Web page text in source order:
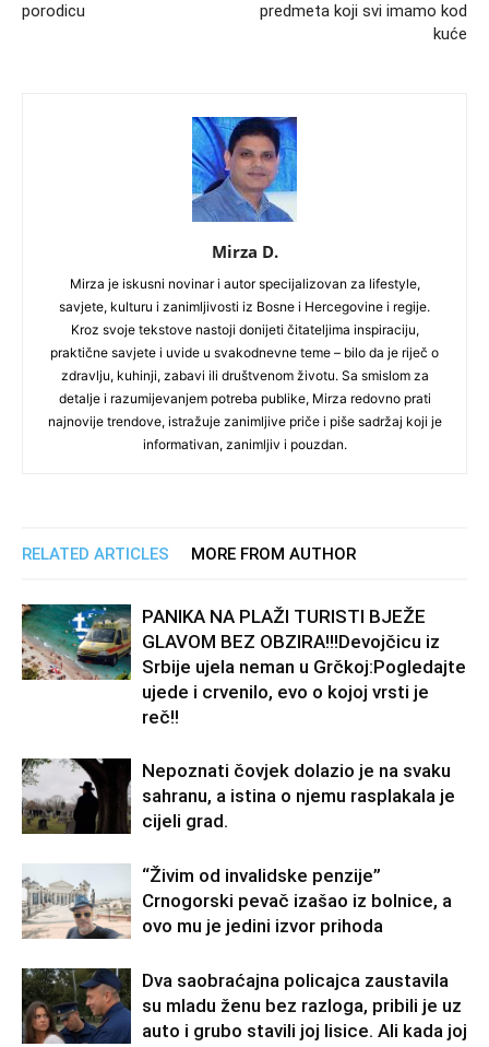
porodicu
predmeta koji svi imamo kod
kuće
Mirza D.
Mirza je iskusni novinar i autor specijalizovan za lifestyle,
savjete, kulturu i zanimljivosti iz Bosne i Hercegovine i regije.
Kroz svoje tekstove nastoji donijeti čitateljima inspiraciju,
praktične savjete i uvide u svakodnevne teme – bilo da je riječ o
zdravlju, kuhinji, zabavi ili društvenom životu. Sa smislom za
detalje i razumijevanjem potreba publike, Mirza redovno prati
najnovije trendove, istražuje zanimljive priče i piše sadržaj koji je
informativan, zanimljiv i pouzdan.
RELATED ARTICLES MORE FROM AUTHOR
PANIKA NA PLAŽI TURISTI BJEŽE
GLAVOM BEZ OBZIRA!!!Devojčicu iz
Srbije ujela neman u Grčkoj:Pogledajte
ujede i crvenilo, evo o kojoj vrsti je
reč!!
Nepoznati čovjek dolazio je na svaku
sahranu, a istina o njemu rasplakala je
cijeli grad.
“Živim od invalidske penzije”
Crnogorski pevač izašao iz bolnice, a
ovo mu je jedini izvor prihoda
Dva saobraćajna policajca zaustavila
su mladu ženu bez razloga, pribili je uz
auto i grubo stavili joj lisice. Ali kada joj